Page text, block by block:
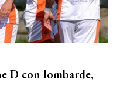
D con lombarde,